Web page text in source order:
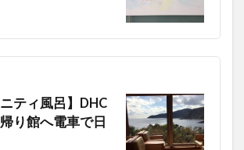
ニティ風呂】DHC
り館へ電車で日